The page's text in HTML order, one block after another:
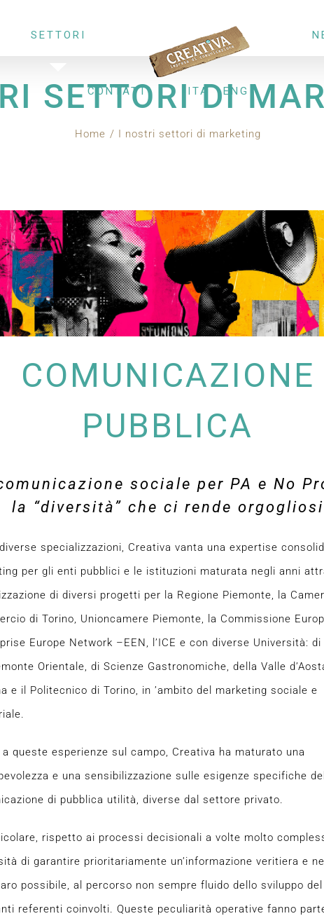
SETTORI
CONTATTI ITA ENG
SETTORI DI
Home I nostri settori di marketing
COMUNICAZIONE
PUBBLICA
sociale per PA e No
la “diversità” che ci rende orgogliosi
specializzazioni, Creativa vanta una expertise
per gli enti pubblici e le istituzioni maturata negli anni
di diversi progetti per la Regione Piemonte, la
di Torino, Unioncamere Piemonte, la Commissione
Europe Network –EEN, l’ICE e con diverse Università: di
Orientale, di Scienze Gastronomiche, della Valle
e il Politecnico di Torino, in ’ambito del marketing sociale e
a queste esperienze sul campo, Creativa ha maturato una
e una sensibilizzazione sulle esigenze specifiche
di pubblica utilità, diverse dal settore privato.
rispetto ai processi decisionali a volte molto
di garantire prioritariamente un’informazione veritiera e
possibile, al percorso non sempre fluido dello sviluppo
referenti coinvolti. Queste peculiarità operative fanno